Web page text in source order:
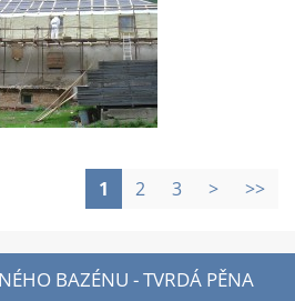
1 2 3 > >>
BAZÉNU - TVRDÁ PĚNA